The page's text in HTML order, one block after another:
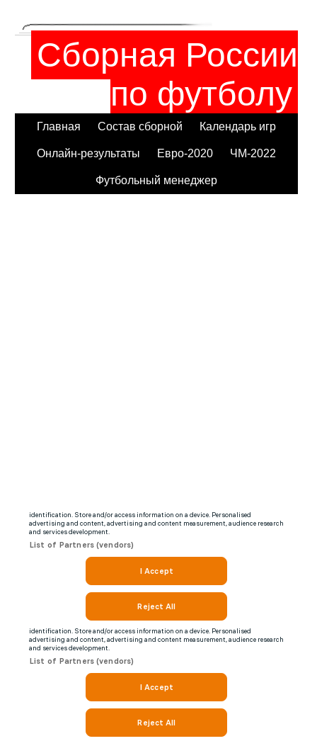
Сборная России
по футболу
Главная Состав сборной Календарь игр
Онлайн-результаты Евро-2020 ЧМ-2022
Футбольный менеджер